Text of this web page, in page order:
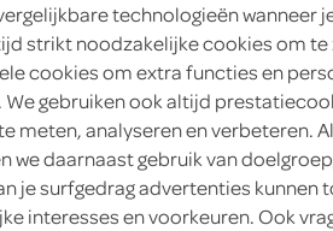
8 personen
gemiddeld
technologieën wanneer
strikt noodzakelijke cookies om te
cookies om extra functies en
We gebruiken ook altijd
meten, analyseren en verbeteren.
we daarnaast gebruik van
je surfgedrag advertenties kunnen
interesses en voorkeuren. Ook